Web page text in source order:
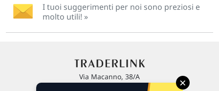
I tuoi suggerimenti per noi sono preziosi e
molto utili! »
Via Macanno, 38/A
×